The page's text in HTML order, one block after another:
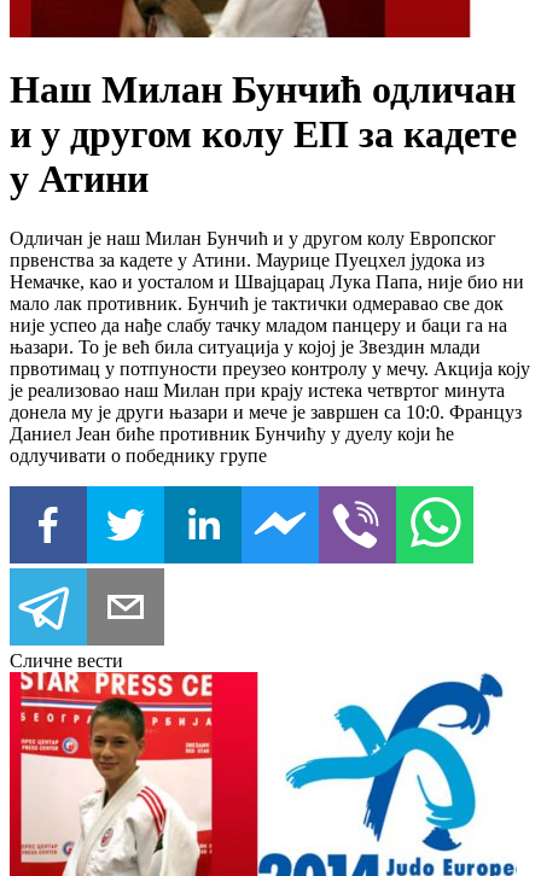
Наш Милан Бунчић одличан
и у другом колу ЕП за кадете
у Атини
Одличан је наш Милан Бунчић и у другом колу Европског
првенства за кадете у Атини. Маурице Пуецхел јудока из
Немачке, као и уосталом и Швајцарац Лука Папа, није био ни
мало лак противник. Бунчић је тактички одмеравао све док
није успео да нађе слабу тачку младом панцеру и баци га на
њазари. То је већ била ситуација у којој је Звездин млади
првотимац у потпуности преузео контролу у мечу. Акција коју
је реализовао наш Милан при крају истека четвртог минута
донела му је други њазари и мече је завршен са 10:0. Француз
Даниел Јеан биће противник Бунчићу у дуелу који ће
одлучивати о победнику групе
Сличне вести